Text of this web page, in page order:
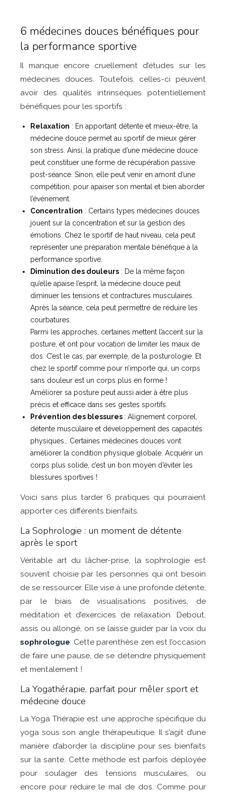
6 médecines douces bénéfiques pour
la performance sportive
Il manque encore cruellement d’études sur les
médecines douces. Toutefois, celles-ci peuvent
avoir des qualités intrinsèques potentiellement
bénéfiques pour les sportifs :
Relaxation : En apportant détente et mieux-être, la
médecine douce permet au sportif de mieux gérer
son stress. Ainsi, la pratique d’une médecine douce
peut constituer une forme de récupération passive
post-séance. Sinon, elle peut venir en amont d’une
compétition, pour apaiser son mental et bien aborder
l’événement.
Concentration : Certains types médecines douces
jouent sur la concentration et sur la gestion des
émotions. Chez le sportif de haut niveau, cela peut
représenter une préparation mentale bénéfique à la
performance sportive.
Diminution des douleurs : De la même façon
qu’elle apaise l’esprit, la médecine douce peut
diminuer les tensions et contractures musculaires.
Après la séance, cela peut permettre de réduire les
courbatures.
Parmi les approches, certaines mettent l’accent sur la
posture, et ont pour vocation de limiter les maux de
dos. C’est le cas, par exemple, de la posturologie. Et
chez le sportif comme pour n’importe qui, un corps
sans douleur est un corps plus en forme !
Améliorer sa posture peut aussi aider à être plus
précis et efficace dans ses gestes sportifs.
Prévention des blessures : Alignement corporel,
détente musculaire et développement des capacités
physiques… Certaines médecines douces vont
améliorer la condition physique globale. Acquérir un
corps plus solide, c’est un bon moyen d’éviter les
blessures sportives !
Voici sans plus tarder 6 pratiques qui pourraient
apporter ces différents bienfaits.
La Sophrologie : un moment de détente
après le sport
Véritable art du lâcher-prise, la sophrologie est
souvent choisie par les personnes qui ont besoin
de se ressourcer. Elle vise à une profonde détente,
par le biais de visualisations positives, de
méditation et d’exercices de relaxation. Debout,
assis ou allongé, on se laisse guider par la voix du
sophrologue. Cette parenthèse zen est l’occasion
de faire une pause, de se détendre physiquement
et mentalement !
La Yogathérapie, parfait pour mêler sport et
médecine douce
La Yoga Thérapie est une approche spécifique du
yoga sous son angle thérapeutique. Il s’agit d’une
manière d’aborder la discipline pour ses bienfaits
sur la santé. Cette méthode est parfois déployée
pour soulager des tensions musculaires, ou
encore pour réduire le mal de dos. Comme pour